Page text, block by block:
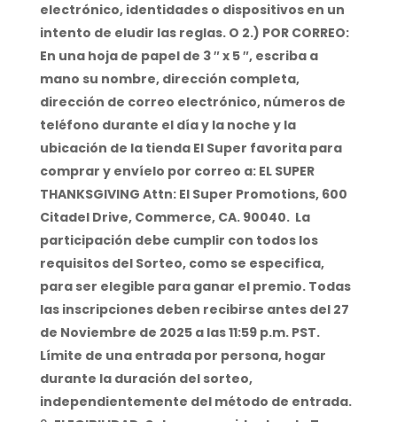
electrónico, identidades o dispositivos en un
intento de eludir las reglas. O 2.) POR CORREO:
En una hoja de papel de 3 ″ x 5 ″, escriba a
mano su nombre, dirección completa,
dirección de correo electrónico, números de
teléfono durante el día y la noche y la
ubicación de la tienda El Super favorita para
comprar y envíelo por correo a: EL SUPER
THANKSGIVING Attn: El Super Promotions, 600
Citadel Drive, Commerce, CA. 90040. La
participación debe cumplir con todos los
requisitos del Sorteo, como se especifica,
para ser elegible para ganar el premio. Todas
las inscripciones deben recibirse antes del 27
de Noviembre de 2025 a las 11:59 p.m. PST.
Límite de una entrada por persona, hogar
durante la duración del sorteo,
independientemente del método de entrada.